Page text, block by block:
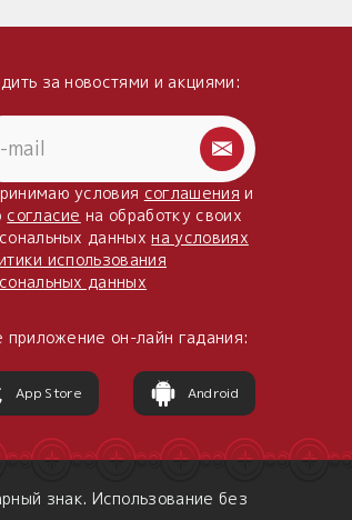
за новостями и акциями:
условия соглашения и
согласие на обработку своих
данныхна условиях
использования
данных
приложение он-лайн гадания:
App Store Android
знак. Использование без